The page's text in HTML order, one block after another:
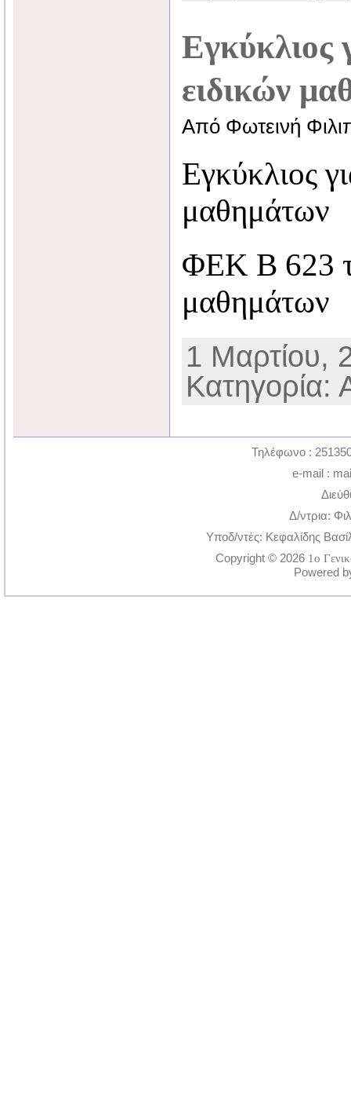
ειδικών
Από Φωτεινή
Εγκύκλιος
μαθημάτων
ΦΕΚ Β 623
μαθημάτων
1 Μαρτίου,
Κατηγορία:
Τηλέφωνο :
e-mail :
Δ/ντρια:
Υποδ/ντές: Κεφαλίδης
Copyright © 2026 1ο
Powered